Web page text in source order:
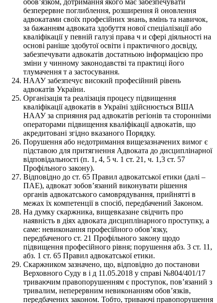
безперервне поглиблення, розширення й оновлення
адвокатами своїх професійних знань, вмінь та навичок,
за бажанням адвоката здобуття нової спеціалізації або
кваліфікації у певній галузі права ч и сфері діяльності на
основі раніше здобутої освіти і практичного досвіду,
забезпечувати адвокатів достатньою інформацією про
зміни у чинному законодавстві та практиці його
тлумачення т а застосування.
НААУ забезпечує високий професійний рівень
адвокатів України.
Організація та реалізація процесу підвищення
кваліфікації адвокатів в Україні здійснюється ВША
НААУ за сприяння рад адвокатів регіонів та сторонніми
операторами підвищення кваліфікації адвокатів, що
акредитовані згідно вказаного Порядку.
Порушення або недотримання вищезазначених вимог є
підставою для притягнення Адвоката до дисциплінарної
відповідальності (п. 1, 4, 5 ч. 1 ст. 21, ч. 1,3 ст. 57
Профільного закону).
Відповідно до ст. 65 Правил адвокатської етики (далі –
ПАЕ), адвокат зобовʼязаний виконувати рішення
органів адвокатського самоврядування, прийнятті в
межах їх компетенції в спосіб, передбачений Законом.
На думку скаржника, вищевказане свідчить про
наявність в діях адвоката дисциплінарного проступку, а
саме: невиконання професійного обовʼязку,
передбаченого ст. 21 Профільного закону щодо
підвищення професійного рівня; порушення абз. 3 ст. 11,
абз. 1 ст. 65 Правил адвокатської етики.
Скаржником зазначено, що, відповідно до постанови
Верховного Суду в і д 11.05.2018 у справі №804/401/17
триваючим правопорушенням є проступок, пов’язаний з
тривалим, неперервним невиконанням обовʼязків,
передбачених законом. Тобто, триваючі правопорушення